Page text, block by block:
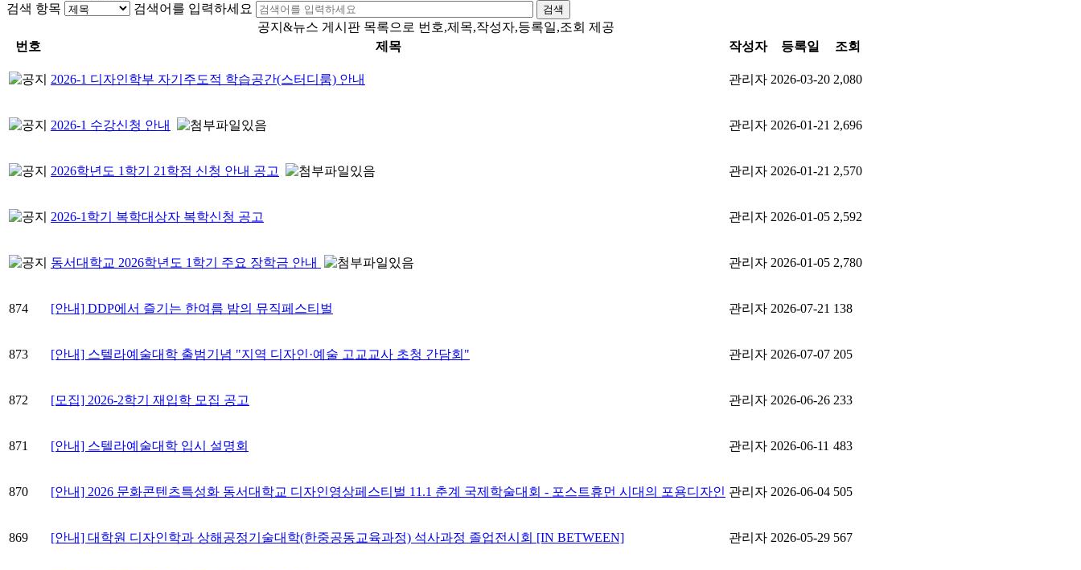
검색 항목
검색어를 입력하세요 검색
공지&뉴스 게시판 목록으로 번호,제목,작성자,등록일,조회 제공
번호
제목 작성자 등록일 조회
2026-1 디자인학부 자기주도적 학습공간(스터디룸) 안내 관리자 2026-03-20 2,080
2026-1 수강신청 안내 관리자 2026-01-21 2,696
2026학년도 1학기 21학점 신청 안내 공고 관리자 2026-01-21 2,570
2026-1학기 복학대상자 복학신청 공고 관리자 2026-01-05 2,592
동서대학교 2026학년도 1학기 주요 장학금 안내 관리자 2026-01-05 2,780
874 [안내] DDP에서 즐기는 한여름 밤의 뮤직페스티벌 관리자 2026-07-21 138
873 [안내] 스텔라예술대학 출범기념 "지역 디자인·예술 고교교사 초청 간담회" 관리자 2026-07-07 205
872 [모집] 2026-2학기 재입학 모집 공고 관리자 2026-06-26 233
871 [안내] 스텔라예술대학 입시 설명회 관리자 2026-06-11 483
870 [안내] 2026 문화콘텐츠특성화 동서대학교 디자인영상페스티벌 11.1 춘계 국제학술대회 - 포스트휴먼 시대의 포용디자인 관리자 2026-06-04 505
869 [안내] 대학원 디자인학과 상해공정기술대학(한중공동교육과정) 석사과정 졸업전시회 [IN BETWEEN] 관리자 2026-05-29 567